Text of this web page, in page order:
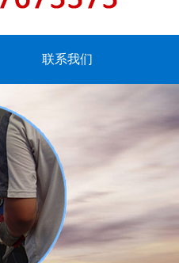
联系我们